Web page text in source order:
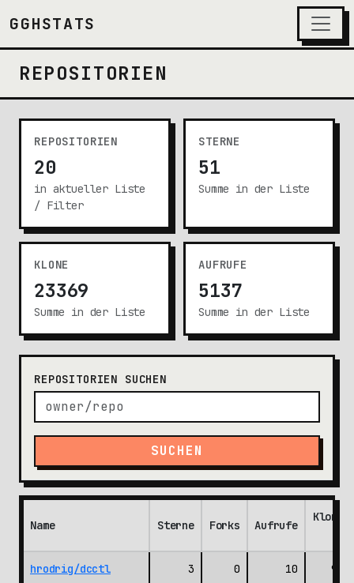
GGHSTATS
REPOSITORIEN
REPOSITORIEN
20
in aktueller Liste
/ Filter
STERNE
51
Summe in der Liste
KLONE
23369
Summe in der Liste
AUFRUFE
5137
Summe in der Liste
REPOSITORIEN SUCHEN
SUCHEN
Name Sterne Forks Aufrufe
Klone
hrodrig/dcctl 3 0 10 94